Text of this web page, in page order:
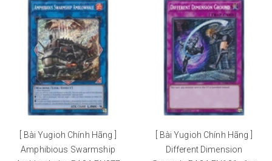
[ Bài Yugioh Chính Hãng ]
Amphibious Swarmship
[ Bài Yugioh Chính Hãng ]
Different Dimension